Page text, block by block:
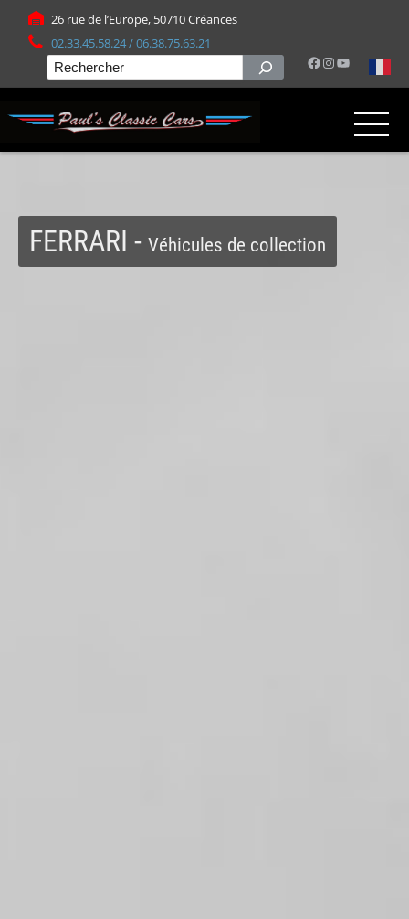
26 rue de l’Europe, 50710 Créances
02.33.45.58.24 / 06.38.75.63.21
Facebook
Instagram
YouTube
Rechercher
FERRARI - Véhicules de collection
Panneau de gestion des cookies